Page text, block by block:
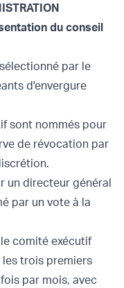
du conseil
par le
d'envergure
sont nommés pour
de révocation par
un directeur général
par un vote à la
comité exécutif
trois premiers
par mois, avec